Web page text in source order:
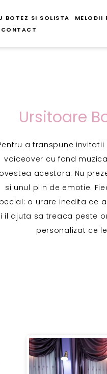
BOTEZ SI SOLISTA
MELODII
CONTACT
Ursitoare
a transpune
voiceover cu fond
acestora. Nu
si unul plin de emotie.
o urare inedita ce
il ajuta sa treaca peste
personalizat ce